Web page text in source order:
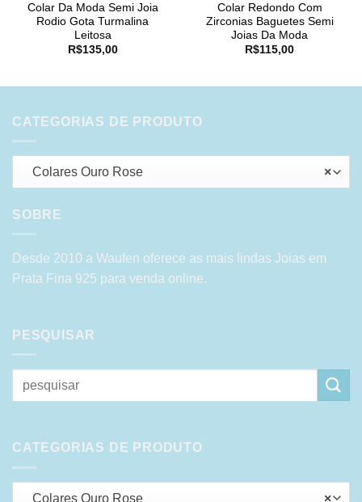
Colar Da Moda Semi Joia
Rodio Gota Turmalina
Leitosa
R$135,00
Colar Redondo Com
Zirconias Baguetes Semi
Joias Da Moda
R$115,00
CATEGORIAS DE PRODUTO
×
Colares Ouro Rose
SOBRE
Desde 2010 a Waufen oferece as mais lindas Joias em
Prata Fina 925 para venda online.
PESQUISAR
Pesquisar
por:
CATEGORIAS DE PRODUTO
×
Colares Ouro Rose